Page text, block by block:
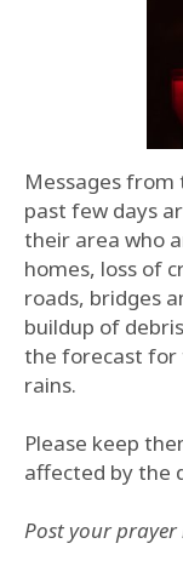
Messages from
past few days
their area who
homes, loss of
roads, bridges
buildup of
the forecast for
rains.
Please keep
affected by the
Post your